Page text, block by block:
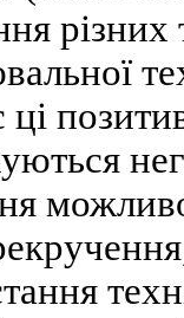
різних